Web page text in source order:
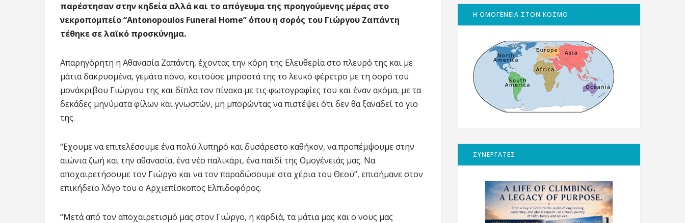
παρέστησαν στην κηδεία αλλά και το απόγευμα της προηγούμενης μέρας στο
νεκροπομπείο “Antonopoulos Funeral Home” όπου η σορός του Γιώργου Ζαπάντη
τέθηκε σε λαϊκό προσκύνημα.
Απαρηγόρητη η Αθανασία Ζαπάντη, έχοντας την κόρη της Ελευθερία στο πλευρό της και με
μάτια δακρυσμένα, γεμάτα πόνο, κοιτούσε μπροστά της το λευκό φέρετρο με τη σορό του
μονάκριβου Γιώργου της και δίπλα τον πίνακα με τις φωτογραφίες του και έναν ακόμα, με τα
δεκάδες μηνύματα φίλων και γνωστών, μη μπορώντας να πιστέψει ότι δεν θα ξαναδεί το γιο
της.
“Εχουμε να επιτελέσουμε ένα πολύ λυπηρό και δυσάρεστο καθήκον, να προπέμψουμε στην
αιώνια ζωή και την αθανασία, ένα νέο παλικάρι, ένα παιδί της Ομογένειάς μας. Να
αποχαιρετήσουμε τον Γιώργο και να τον παραδώσουμε στα χέρια του Θεού”, επισήμανε στον
επικήδειο λόγο του ο Αρχιεπίσκοπος Ελπιδοφόρος.
“Μετά από τον αποχαιρετισμό μας στον Γιώργο, η καρδιά, τα μάτια μας και ο νους μας
Η ΟΜΟΓΕΝΕΙΑ ΣΤΟΝ ΚΟΣΜΟ
ΣΥΝΕΡΓΑΤΕΣ